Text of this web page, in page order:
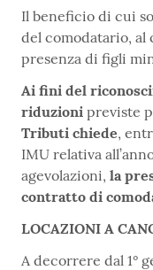
Il beneficio di cui
del comodatario, al
presenza di figli
Ai fini del
riduzioni previste
Tributi chiede,
IMU relativa
agevolazioni, la
contratto di
LOCAZIONI A
A decorrere dal 1°